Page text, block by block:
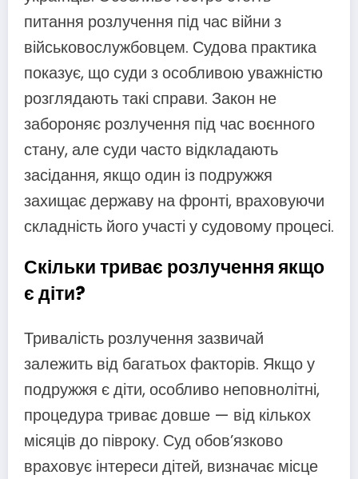
питання розлучення під час війни з
військовослужбовцем. Судова практика
показує, що суди з особливою уважністю
розглядають такі справи. Закон не
забороняє розлучення під час воєнного
стану, але суди часто відкладають
засідання, якщо один із подружжя
захищає державу на фронті, враховуючи
складність його участі у судовому процесі.
Скільки триває розлучення якщо
є діти?
Тривалість розлучення зазвичай
залежить від багатьох факторів. Якщо у
подружжя є діти, особливо неповнолітні,
процедура триває довше — від кількох
місяців до півроку. Суд обов’язково
враховує інтереси дітей, визначає місце